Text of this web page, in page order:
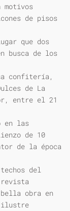
motivos
de pisos
que dos
busca de los
confitería,
de La
entre el 21
en las
de 10
de la época
del
bella obra en
ilustre